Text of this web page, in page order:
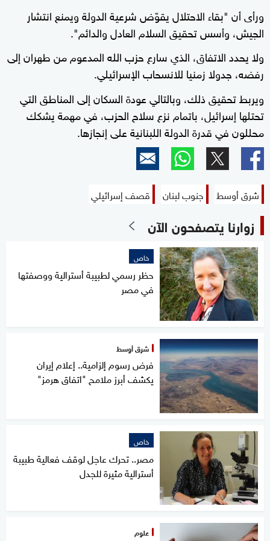
ورأى أن "بقاء الاحتلال يقوّض شرعية الدولة ويمنع انتشار
الجيش، وأسس تحقيق السلام العادل والدائم".
ولا يحدد الاتفاق، الذي سارع حزب الله المدعوم من طهران إلى
رفضه، جدولا زمنيا للانسحاب الإسرائيلي.
ويربط تحقيق ذلك، وبالتالي عودة السكان إلى المناطق التي
تحتلها إسرائيل، باتمام نزع سلاح الحزب، في مهمة يشكك
محللون في قدرة الدولة اللبنانية على إنجازها.
شرق أوسط جنوب لبنان قصف إسرائيلي
زوارنا يتصفحون الآن
خاص
حظر رسمي لطبيبة أسترالية ووصفتها
في مصر
شرق أوسط
فرض رسوم إلزامية.. إعلام إيران
يكشف أبرز ملامح "اتفاق هرمز"
خاص
مصر.. تحرك عاجل لوقف فعالية طبيبة
أسترالية مثيرة للجدل
علوم